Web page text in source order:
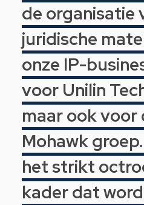
de organisatie
juridische
onze IP-
voor Unilin
maar ook voor
Mohawk
het strikt
kader dat